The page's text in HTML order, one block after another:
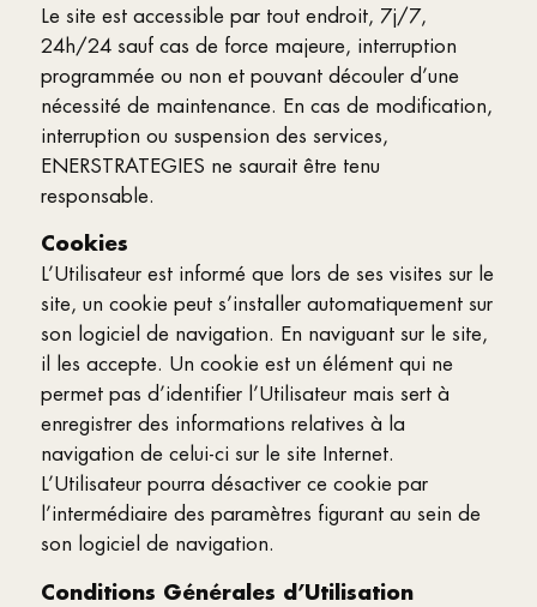
Le site est accessible par tout endroit, 7j/7,
24h/24 sauf cas de force majeure, interruption
programmée ou non et pouvant découler d’une
nécessité de maintenance. En cas de modification,
interruption ou suspension des services,
ENERSTRATEGIES ne saurait être tenu
responsable.
Cookies
L’Utilisateur est informé que lors de ses visites sur le
site, un cookie peut s’installer automatiquement sur
son logiciel de navigation. En naviguant sur le site,
il les accepte. Un cookie est un élément qui ne
permet pas d’identifier l’Utilisateur mais sert à
enregistrer des informations relatives à la
navigation de celui-ci sur le site Internet.
L’Utilisateur pourra désactiver ce cookie par
l’intermédiaire des paramètres figurant au sein de
son logiciel de navigation.
Conditions Générales d’Utilisation